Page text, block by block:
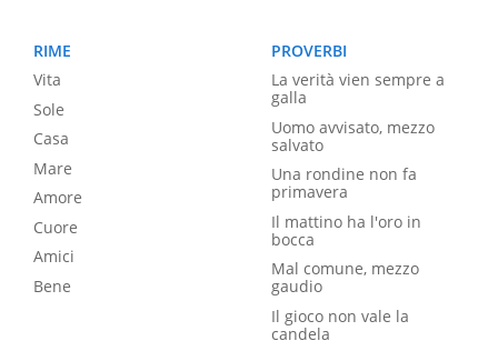
RIME
Vita
Sole
Casa
Mare
Amore
Cuore
Amici
Bene
PROVERBI
La verità vien sempre a
galla
Uomo avvisato, mezzo
salvato
Una rondine non fa
primavera
Il mattino ha l'oro in
bocca
Mal comune, mezzo
gaudio
Il gioco non vale la
candela